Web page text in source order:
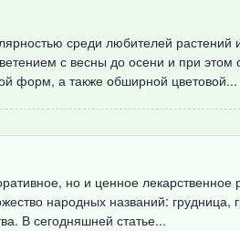
среди любителей
с весны до осени и при
форм, а также обширной цветовой...
но и ценное лекарственное
народных названий: грудница,
В сегодняшней статье...